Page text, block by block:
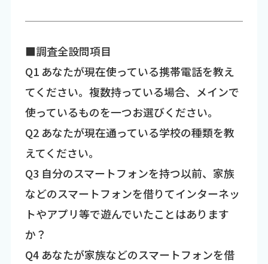
■調査全設問項目
Q1 あなたが現在使っている携帯電話を教え
てください。複数持っている場合、メインで
使っているものを一つお選びください。
Q2 あなたが現在通っている学校の種類を教
えてください。
Q3 自分のスマートフォンを持つ以前、家族
などのスマートフォンを借りてインターネッ
トやアプリ等で遊んでいたことはあります
か？
Q4 あなたが家族などのスマートフォンを借